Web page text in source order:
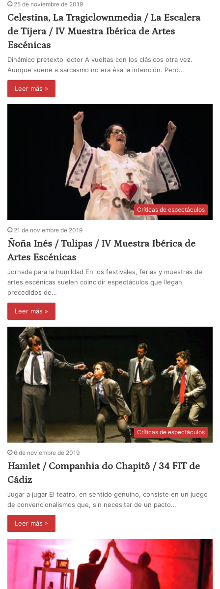
25 de noviembre de 2019
Celestina, La Tragiclownmedia / La Escalera
de Tijera / IV Muestra Ibérica de Artes
Escénicas
Dinámico pretexto lector A vueltas con los clásicos otra vez.
Aunque suene a sarcasmo no era ésa la intención. Pero…
Leer más »
Críticas de espectáculos
21 de noviembre de 2019
Ñoña Inés / Tulipas / IV Muestra Ibérica de
Artes Escénicas
Jornada para la humildad En los festivales, ferias y muestras de
artes escénicas suelen coincidir espectáculos que llegan
precedidos de…
Leer más »
Críticas de espectáculos
6 de noviembre de 2019
Hamlet / Companhia do Chapitô / 34 FIT de
Cádiz
Jugar a jugar El teatro, en sentido genuino, consiste en un juego
de convencionalismos que, sin necesitar de un pacto…
Leer más »